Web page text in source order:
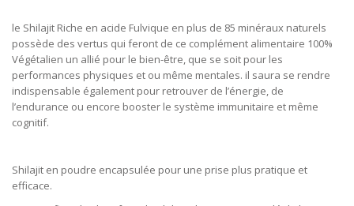
le Shilajit Riche en acide Fulvique en plus de 85 minéraux naturels
possède des vertus qui feront de ce complément alimentaire 100%
Végétalien un allié pour le bien-être, que se soit pour les
performances physiques et ou même mentales. il saura se rendre
indispensable également pour retrouver de l’énergie, de
l’endurance ou encore booster le système immunitaire et même
cognitif.
Shilajit en poudre encapsulée pour une prise plus pratique et
efficace.